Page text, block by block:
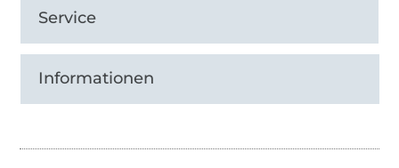
Service
Informationen